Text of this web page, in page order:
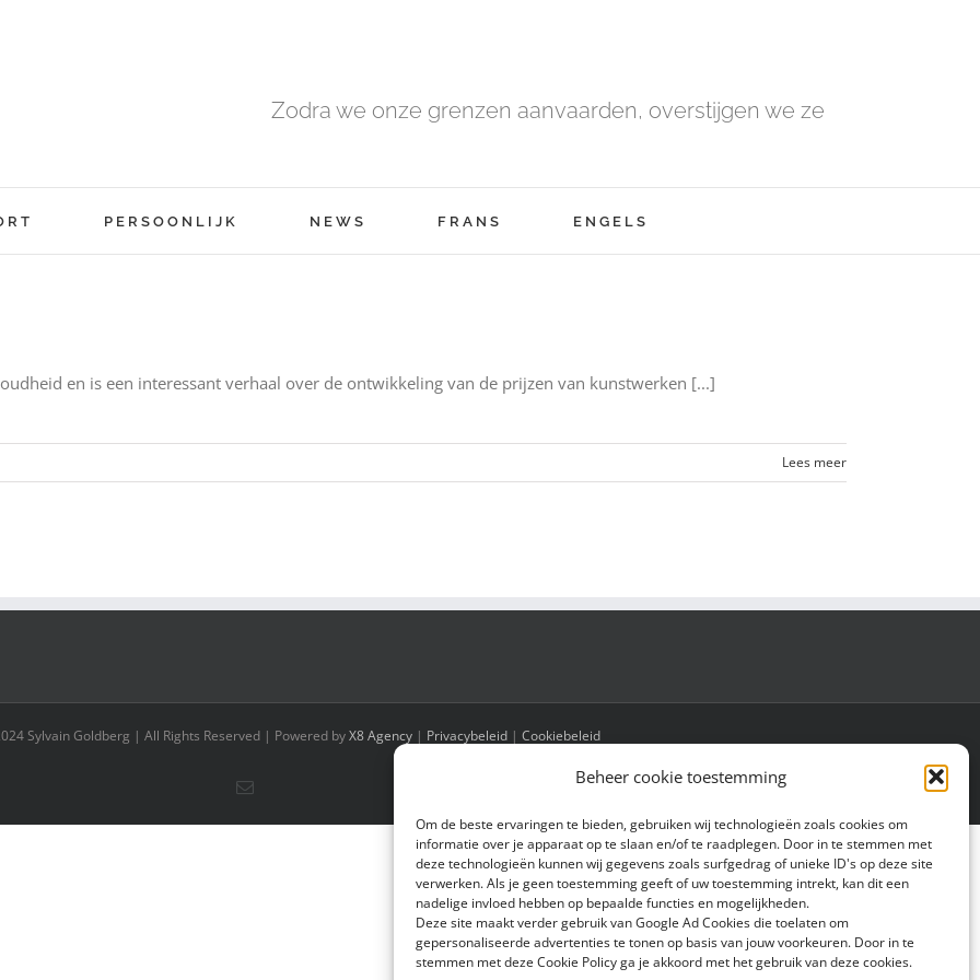
Beheer cookie toestemming
Om de beste ervaringen te bieden, gebruiken wij technologieën zoals cookies om
informatie over je apparaat op te slaan en/of te raadplegen. Door in te stemmen met
deze technologieën kunnen wij gegevens zoals surfgedrag of unieke ID's op deze site
verwerken. Als je geen toestemming geeft of uw toestemming intrekt, kan dit een
nadelige invloed hebben op bepaalde functies en mogelijkheden.
Deze site maakt verder gebruik van Google Ad Cookies die toelaten om
gepersonaliseerde advertenties te tonen op basis van jouw voorkeuren. Door in te
stemmen met deze Cookie Policy ga je akkoord met het gebruik van deze cookies.
Zodra we onze grenzen aanvaarden, overstijgen we ze
PERSOONLIJK NEWS FRANS ENGELS
en is een interessant verhaal over de ontwikkeling van de prijzen van kunstwerken [...]
Lees meer
Sylvain Goldberg | All Rights Reserved | Powered byX8 Agency | Privacybeleid | Cookiebeleid
E-